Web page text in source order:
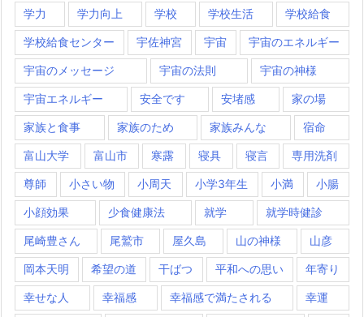
学力 学力向上 学校 学校生活 学校給食
学校給食センター 宇佐神宮 宇宙 宇宙のエネルギー
宇宙のメッセージ 宇宙の法則 宇宙の神様
宇宙エネルギー 安全です 安堵感 家の場
家族と食事 家族のため 家族みんな 宿命
富山大学 富山市 寒露 寝具 寝言 専用洗剤
尊師 小さい物 小周天 小学3年生 小満 小腸
小顔効果 少食健康法 就学 就学時健診
尾崎豊さん 尾鷲市 屋久島 山の神様 山彦
岡本天明 希望の道 干ばつ 平和への思い 年寄り
幸せな人 幸福感 幸福感で満たされる 幸運